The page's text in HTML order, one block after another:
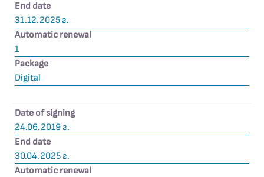
End date
31.12.2025 г.
Automatic renewal
1
Package
Digital
Date of signing
24.06.2019 г.
End date
30.04.2025 г.
Automatic renewal